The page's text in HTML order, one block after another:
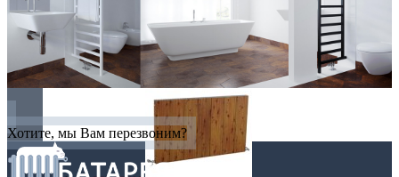
Из камня
Хотите, мы Вам перезвоним?